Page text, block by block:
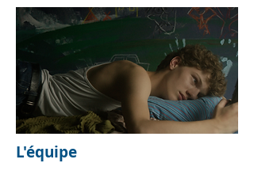
L'équipe